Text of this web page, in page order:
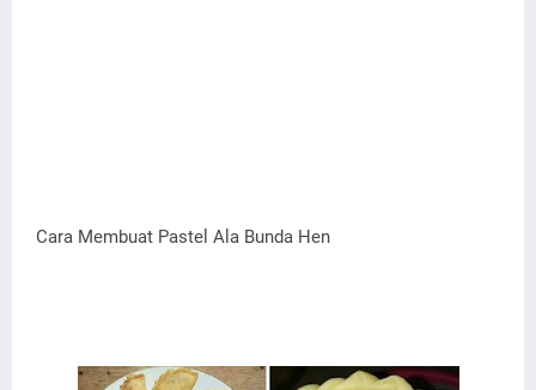
Cara Membuat Pastel Ala Bunda Hen